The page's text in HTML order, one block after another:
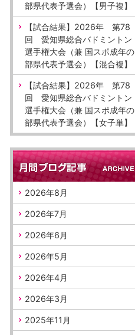
部県代表予選会）【男子複】
【試合結果】2026年 第78
回 愛知県総合バドミントン
選手権大会（兼 国スポ成年の
部県代表予選会）【混合複】
【試合結果】2026年 第78
回 愛知県総合バドミントン
選手権大会（兼 国スポ成年の
部県代表予選会）【女子単】
2026年8月
2026年7月
2026年6月
2026年5月
2026年4月
2026年3月
2025年11月